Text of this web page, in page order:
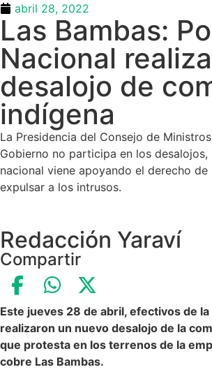
abril 28, 2022
Las Bambas:
Nacional
desalojo de
indígena
La Presidencia del Consejo de
Gobierno no participa en los
nacional viene apoyando el derecho de
expulsar a los intrusos.
Redacción Yaraví
Compartir
Este jueves 28 de abril, efectivos de la
realizaron un nuevo desalojo de la
que protesta en los terrenos de la
cobre Las Bambas.